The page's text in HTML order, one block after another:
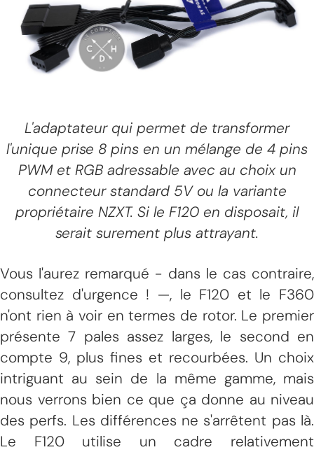
L'adaptateur qui permet de transformer
l'unique prise 8 pins en un mélange de 4 pins
PWM et RGB adressable avec au choix un
connecteur standard 5V ou la variante
propriétaire NZXT. Si le F120 en disposait, il
serait surement plus attrayant.
Vous l'aurez remarqué - dans le cas contraire,
consultez d'urgence ! —, le F120 et le F360
n'ont rien à voir en termes de rotor. Le premier
présente 7 pales assez larges, le second en
compte 9, plus fines et recourbées. Un choix
intriguant au sein de la même gamme, mais
nous verrons bien ce que ça donne au niveau
des perfs. Les différences ne s'arrêtent pas là.
Le F120 utilise un cadre relativement